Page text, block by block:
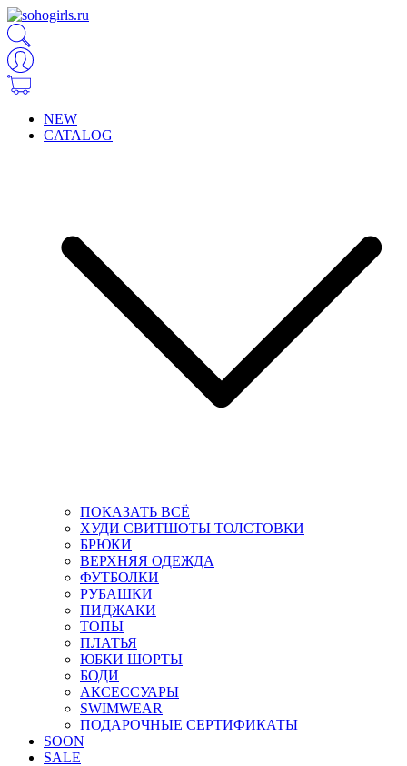
NEW
CATALOG
ПОКАЗАТЬ ВСЁ
ХУДИ СВИТШОТЫ ТОЛСТОВКИ
БРЮКИ
ВЕРХНЯЯ ОДЕЖДА
ФУТБОЛКИ
РУБАШКИ
ПИДЖАКИ
ТОПЫ
ПЛАТЬЯ
ЮБКИ ШОРТЫ
БОДИ
АКСЕССУАРЫ
SWIMWEAR
ПОДАРОЧНЫЕ СЕРТИФИКАТЫ
SOON
SALE